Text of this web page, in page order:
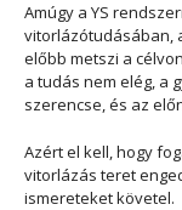
Amúgy a YS
vitorlázótudásában,
előbb metszi a
a tudás nem elég, a
szerencse, és az
Azért el kell, hogy
vitorlázás teret
ismereteket követel.